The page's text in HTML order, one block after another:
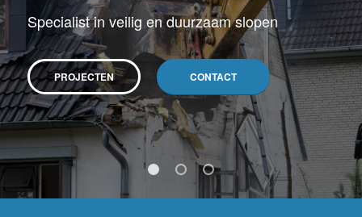
Specialist in veilig en duurzaam slopen
PROJECTEN CONTACT
1 2 3